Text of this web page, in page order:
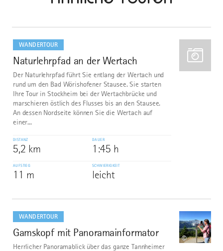
WANDERTOUR
1
Naturlehrpfad an der Wertach
Der Naturlehrpfad führt Sie entlang der Wertach und
rund um den Bad Wörishofener Stausee. Sie starten
Ihre Tour in Stockheim bei der Wertachbrücke und
marschieren östlich des Flusses bis an den Stausee.
An dessen Nordseite können Sie die Wertach auf
einer...
DISTANZ
5,2 km
DAUER
1:45 h
AUFSTIEG
11 m
SCHWIERIGKEIT
leicht
dazu
WANDERTOUR
2
Gamskopf mit Panoramainformator
©
Herrlicher Panoramablick über das ganze Tannheimer
dazu